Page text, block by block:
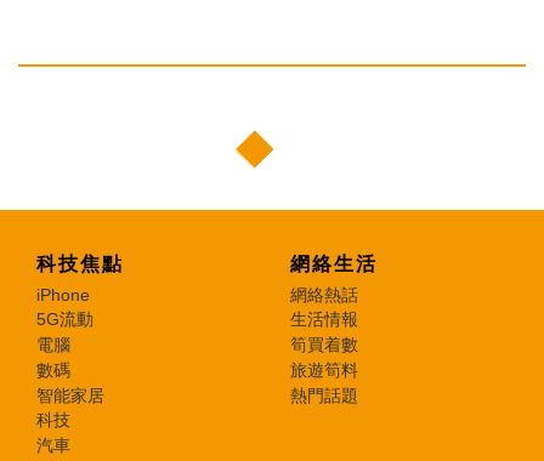
科技焦點
iPhone
5G流動
電腦
數碼
智能家居
科技
汽車
網絡生活
網絡熱話
生活情報
筍買着數
旅遊筍料
熱門話題